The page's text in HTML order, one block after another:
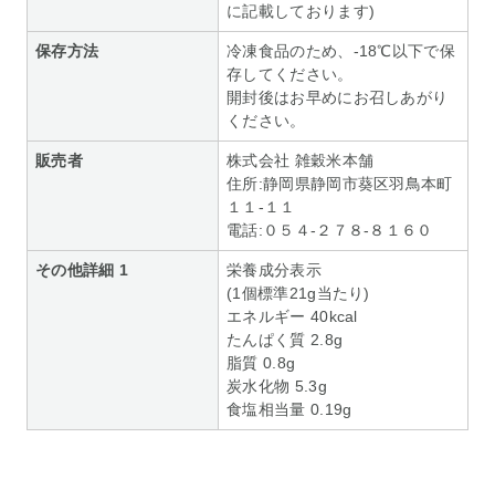
に記載しております)
保存方法
冷凍食品のため、-18℃以下で保
存してください。
開封後はお早めにお召しあがり
ください。
販売者
株式会社 雑穀米本舗
住所:静岡県静岡市葵区羽鳥本町
１１-１１
電話:０５４-２７８-８１６０
その他詳細 1
栄養成分表示
(1個標準21g当たり)
エネルギー 40kcal
たんぱく質 2.8g
脂質 0.8g
炭水化物 5.3g
食塩相当量 0.19g